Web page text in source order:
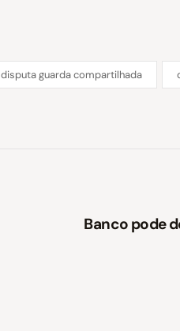
disputa guarda compartilhada
Banco pode